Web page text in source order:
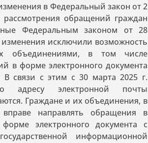
в Федеральный закон от 2
обращений граждан
Федеральным законом от 28
исключили возможность
объединениями, в том числе
в форме электронного документа
В связи с этим с 30 марта 2025 г.
адресу электронной почты
Граждане и их объединения, в
направлять обращения в
электронного документа с
информационной